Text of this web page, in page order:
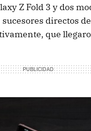
Z Fold 3 y dos
directos
que